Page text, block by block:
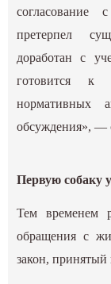
претерпел
доработан с
готовится к
нормативных
обсуждения», —
Первую собаку
Тем временем
обращения с
закон,